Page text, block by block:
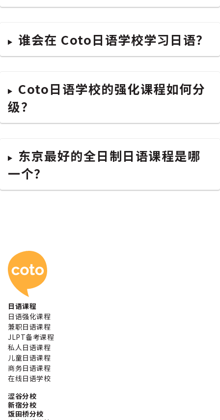
谁会在 Coto日语学校学习日语？
Coto日语学校的强化课程如何分
级？
东京最好的全日制日语课程是哪
一个？
Coto 日本语学校
日语课程
日语强化课程
兼职日语课程
JLPT备考课程
私人日语课程
儿童日语课程
商务日语课程
在线日语学校
涩谷分校
新宿分校
饭田桥分校